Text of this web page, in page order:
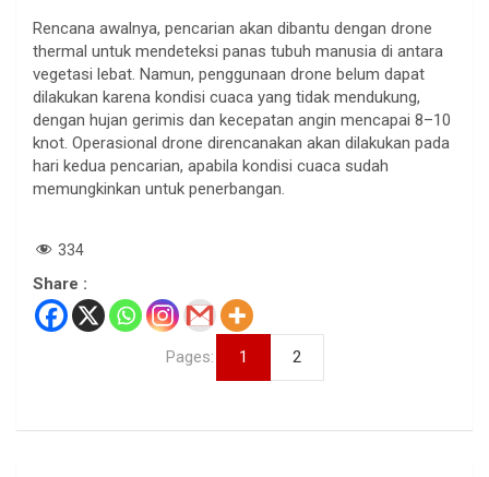
Rencana awalnya, pencarian akan dibantu dengan drone
thermal untuk mendeteksi panas tubuh manusia di antara
vegetasi lebat. Namun, penggunaan drone belum dapat
dilakukan karena kondisi cuaca yang tidak mendukung,
dengan hujan gerimis dan kecepatan angin mencapai 8–10
knot. Operasional drone direncanakan akan dilakukan pada
hari kedua pencarian, apabila kondisi cuaca sudah
memungkinkan untuk penerbangan.
334
Share :
Pages: 1 2